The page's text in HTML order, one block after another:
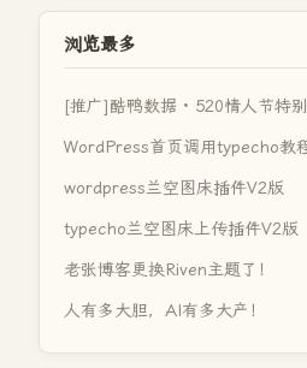
浏览最多
[推广]酷鸭数据 · 520情人节特别
WordPress首页调用typecho教
wordpress兰空图床插件V2版
typecho兰空图床上传插件V2版
老张博客更换Riven主题了！
人有多大胆，AI有多大产！